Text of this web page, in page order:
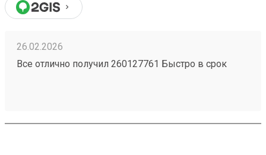
26.02.2026
Все отлично получил 260127761 Быстро в срок